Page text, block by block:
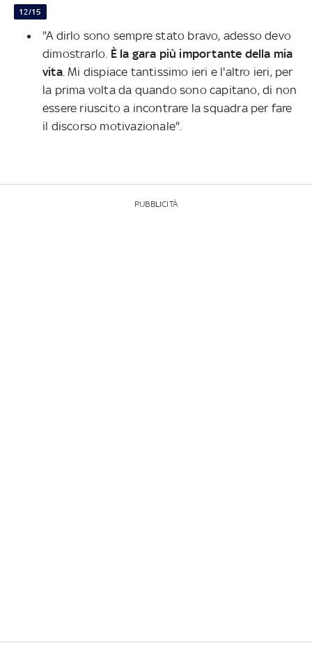
12/15
"A dirlo sono sempre stato bravo, adesso devo
dimostrarlo. È la gara più importante della mia
vita. Mi dispiace tantissimo ieri e l'altro ieri, per
la prima volta da quando sono capitano, di non
essere riuscito a incontrare la squadra per fare
il discorso motivazionale".
PUBBLICITÀ